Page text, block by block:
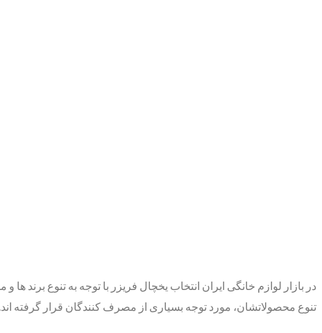
در بازار لوازم خانگی ایران انتخاب یخچال فریزر با توجه به تنوع برند
تنوع محصولاتشان، مورد توجه بسیاری از مصرف‌ کنندگان قرار گرفته‌